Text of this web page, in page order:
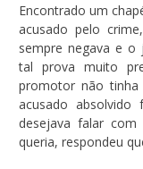
Encontrado um
acusado pelo
sempre negava e o
tal prova muito
promotor não
acusado
desejava falar
queria, respondeu